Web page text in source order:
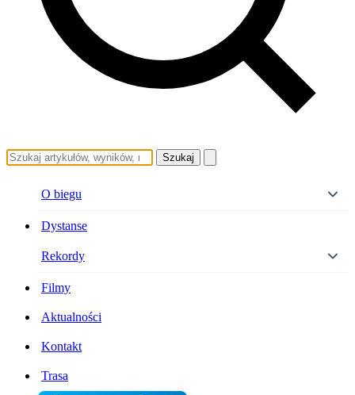
Szukaj
O biegu
Dystanse
Rekordy
Filmy
Aktualności
Kontakt
Trasa